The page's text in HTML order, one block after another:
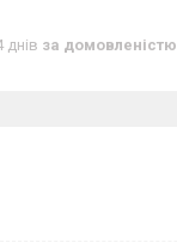
днів за домовленістю